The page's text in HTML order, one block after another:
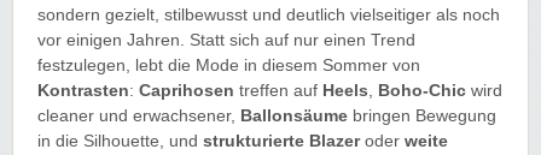
sondern gezielt, stilbewusst und deutlich vielseitiger als noch
vor einigen Jahren. Statt sich auf nur einen Trend
festzulegen, lebt die Mode in diesem Sommer von
Kontrasten: Caprihosen treffen auf Heels Boho-Chic wird
cleaner und erwachsener, Ballonsäume bringen Bewegung
in die Silhouette, und strukturierte Blazeroder weite